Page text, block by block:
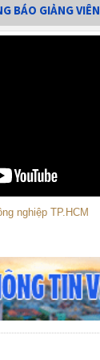
BÁO GIẢNG VIÊN
nghiệp TP.HCM